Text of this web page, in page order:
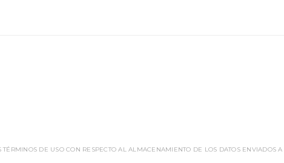
DE USO CON RESPECTO AL ALMACENAMIENTO DE LOS DATOS ENVIADOS